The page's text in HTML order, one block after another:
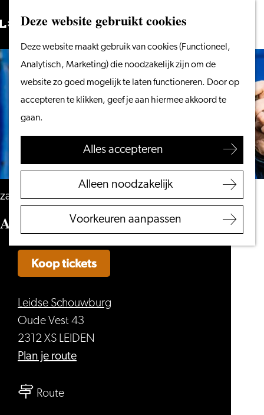
Deze website gebruikt cookies
Deze website maakt gebruik van cookies (Functioneel,
Analytisch, Marketing) die noodzakelijk zijn om de
website zo goed mogelijk te laten functioneren. Door op
accepteren te klikken, geef je aan hiermee akkoord te
gaan.
Alles accepteren
Alleen noodzakelijk
Voorkeuren aanpassen
Ga
naar
homepage
Menu
ZoekenVanaf het water
wandelen
Winkelen
Eten & drinken
Met kinderen
VVV Leiden
Bereikbaarheid
Regio Leiden
Zoeken
zaterdag 27 februari 2027
Alex Agnew – No More Heroes
Leidse Schouwburg
Oude Vest 43
2312 XS LEIDEN
Plan je routenaar
Routenaar
Koop tickets